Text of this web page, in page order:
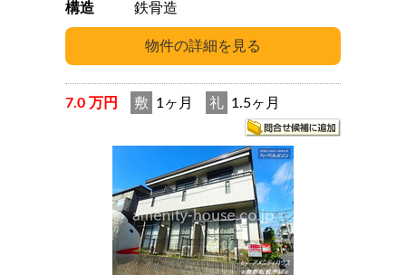
構造
鉄骨造
7.0 万円 敷 1ヶ月 礼 1.5ヶ月